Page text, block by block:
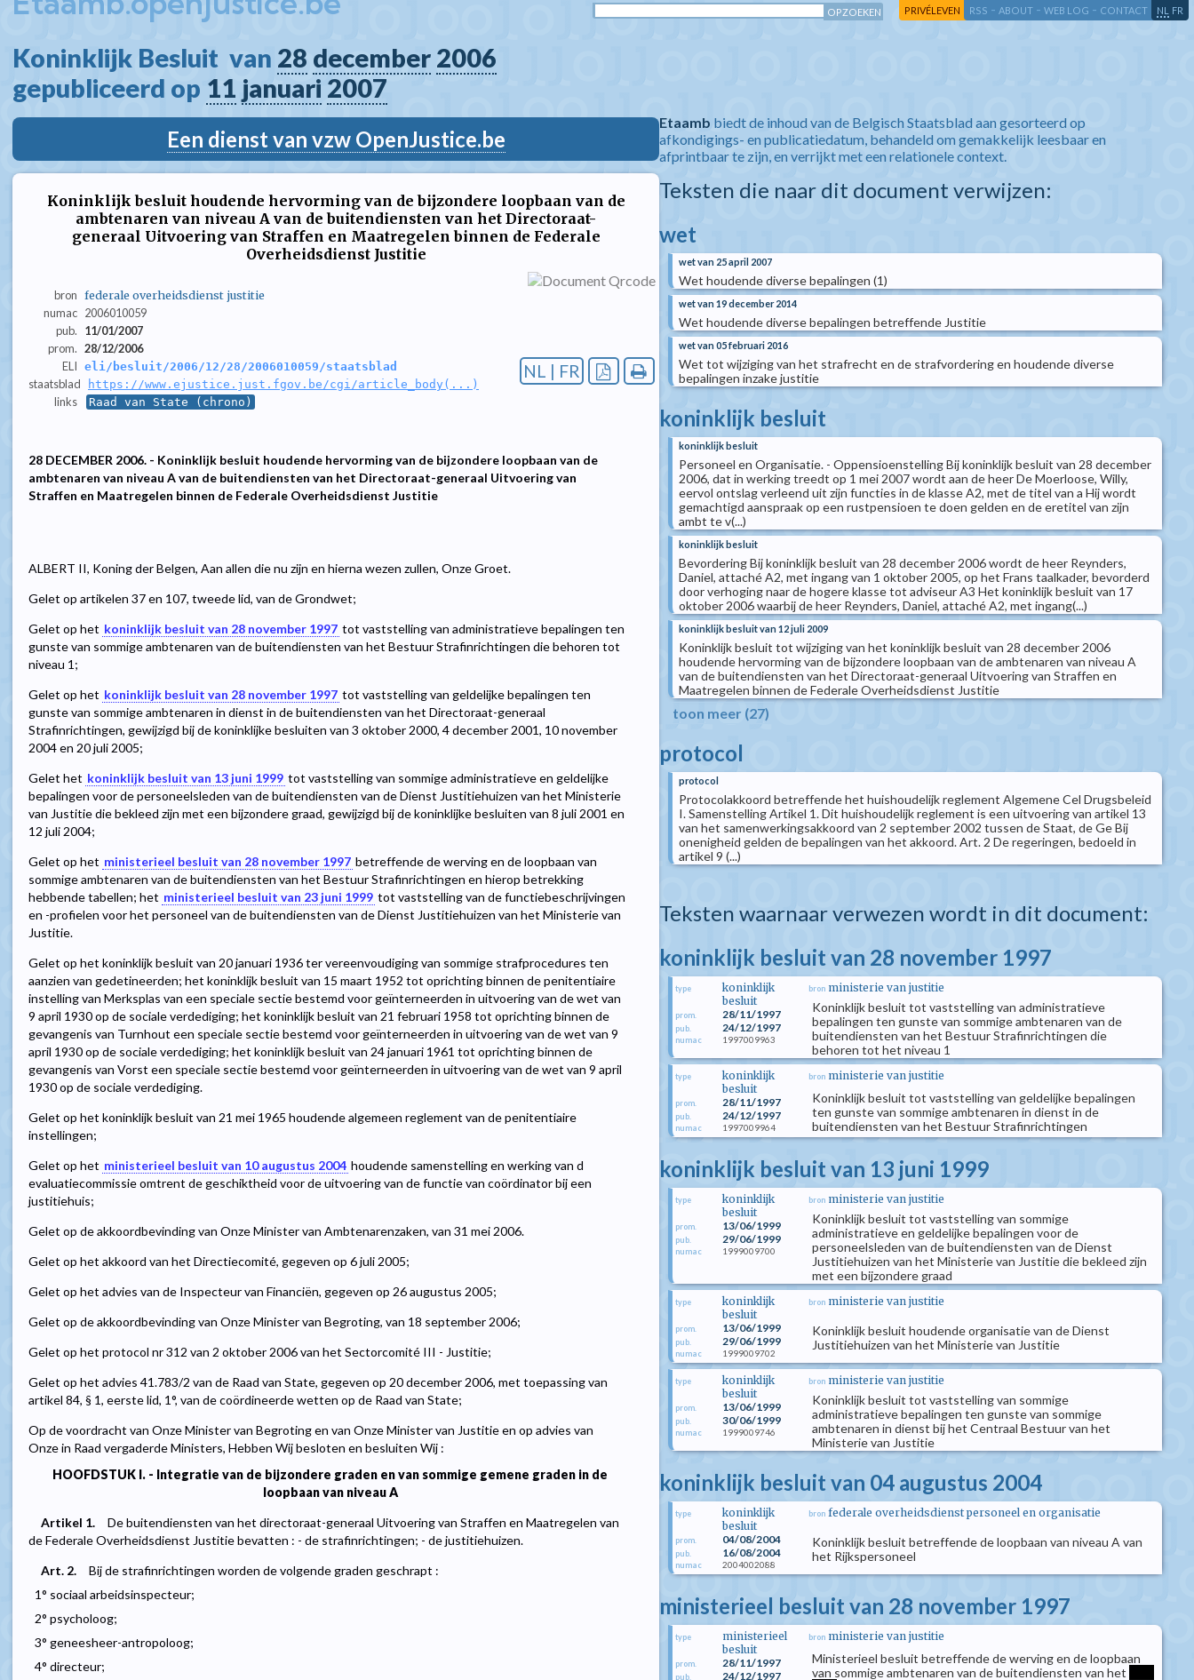
PRIVÉLEVEN RSS - ABOUT - WEB LOG - CONTACT NL FR
Koninklijk Besluit  van 28 december 2006
gepubliceerd op 11 januari 2007
Een dienst van vzw OpenJustice.be
Koninklijk besluit houdende hervorming van de bijzondere loopbaan van de
ambtenaren van niveau A van de buitendiensten van het Directoraat-
generaal Uitvoering van Straffen en Maatregelen binnen de Federale
Overheidsdienst Justitie
bron federale overheidsdienst justitie
numac 2006010059
pub.
11/01/2007
prom. 28/12/2006
ELI eli/besluit/2006/12/28/2006010059/staatsblad
staatsblad https://www.ejustice.just.fgov.be/cgi/article_body(...)
links Raad van State (chrono)
NL | FR
28 DECEMBER 2006. - Koninklijk besluit houdende hervorming van de bijzondere loopbaan van de
ambtenaren van niveau A van de buitendiensten van het Directoraat-generaal Uitvoering van
Straffen en Maatregelen binnen de Federale Overheidsdienst Justitie
ALBERT II, Koning der Belgen, Aan allen die nu zijn en hierna wezen zullen, Onze Groet.
Gelet op artikelen 37 en 107, tweede lid, van de Grondwet;
Gelet op het koninklijk besluit van 28 november 1997 tot vaststelling van administratieve bepalingen ten
gunste van sommige ambtenaren van de buitendiensten van het Bestuur Strafinrichtingen die behoren tot
niveau 1;
Gelet op het koninklijk besluit van 28 november 1997 tot vaststelling van geldelijke bepalingen ten
gunste van sommige ambtenaren in dienst in de buitendiensten van het Directoraat-generaal
Strafinrichtingen, gewijzigd bij de koninklijke besluiten van 3 oktober 2000, 4 december 2001, 10 november
2004 en 20 juli 2005;
Gelet het koninklijk besluit van 13 juni 1999 tot vaststelling van sommige administratieve en geldelijke
bepalingen voor de personeelsleden van de buitendiensten van de Dienst Justitiehuizen van het Ministerie
van Justitie die bekleed zijn met een bijzondere graad, gewijzigd bij de koninklijke besluiten van 8 juli 2001 en
12 juli 2004;
Gelet op het ministerieel besluit van 28 november 1997 betreffende de werving en de loopbaan van
sommige ambtenaren van de buitendiensten van het Bestuur Strafinrichtingen en hierop betrekking
hebbende tabellen; het ministerieel besluit van 23 juni 1999 tot vaststelling van de functiebeschrijvingen
en -profielen voor het personeel van de buitendiensten van de Dienst Justitiehuizen van het Ministerie van
Justitie.
Gelet op het koninklijk besluit van 20 januari 1936 ter vereenvoudiging van sommige strafprocedures ten
aanzien van gedetineerden; het koninklijk besluit van 15 maart 1952 tot oprichting binnen de penitentiaire
instelling van Merksplas van een speciale sectie bestemd voor geïnterneerden in uitvoering van de wet van
9 april 1930 op de sociale verdediging; het koninklijk besluit van 21 februari 1958 tot oprichting binnen de
gevangenis van Turnhout een speciale sectie bestemd voor geïnterneerden in uitvoering van de wet van 9
april 1930 op de sociale verdediging; het koninklijk besluit van 24 januari 1961 tot oprichting binnen de
gevangenis van Vorst een speciale sectie bestemd voor geïnterneerden in uitvoering van de wet van 9 april
1930 op de sociale verdediging.
Gelet op het koninklijk besluit van 21 mei 1965 houdende algemeen reglement van de penitentiaire
instellingen;
Gelet op het ministerieel besluit van 10 augustus 2004 houdende samenstelling en werking van d
evaluatiecommissie omtrent de geschiktheid voor de uitvoering van de functie van coördinator bij een
justitiehuis;
Gelet op de akkoordbevinding van Onze Minister van Ambtenarenzaken, van 31 mei 2006.
Gelet op het akkoord van het Directiecomité, gegeven op 6 juli 2005;
Gelet op het advies van de Inspecteur van Financiën, gegeven op 26 augustus 2005;
Gelet op de akkoordbevinding van Onze Minister van Begroting, van 18 september 2006;
Gelet op het protocol nr 312 van 2 oktober 2006 van het Sectorcomité III - Justitie;
Gelet op het advies 41.783/2 van de Raad van State, gegeven op 20 december 2006, met toepassing van
artikel 84, § 1, eerste lid, 1°, van de coördineerde wetten op de Raad van State;
Op de voordracht van Onze Minister van Begroting en van Onze Minister van Justitie en op advies van
Onze in Raad vergaderde Ministers, Hebben Wij besloten en besluiten Wij :
HOOFDSTUK I. - Integratie van de bijzondere graden en van sommige gemene graden in de
loopbaan van niveau A
Artikel 1.
De buitendiensten van het directoraat-generaal Uitvoering van Straffen en Maatregelen van
de Federale Overheidsdienst Justitie bevatten : - de strafinrichtingen; - de justitiehuizen.
Art. 2.
Bij de strafinrichtingen worden de volgende graden geschrapt :
1° sociaal arbeidsinspecteur;
2° psycholoog;
3° geneesheer-antropoloog;
4° directeur;
Etaamb biedt de inhoud van de Belgisch Staatsblad aan gesorteerd op
afkondigings- en publicatiedatum, behandeld om gemakkelijk leesbaar en
afprintbaar te zijn, en verrijkt met een relationele context.
Teksten die naar dit document verwijzen:
wet
wet van 25 april 2007
Wet houdende diverse bepalingen (1)
wet van 19 december 2014
Wet houdende diverse bepalingen betreffende Justitie
wet van 05 februari 2016
Wet tot wijziging van het strafrecht en de strafvordering en houdende diverse
bepalingen inzake justitie
koninklijk besluit
koninklijk besluit
Personeel en Organisatie. - Oppensioenstelling Bij koninklijk besluit van 28 december
2006, dat in werking treedt op 1 mei 2007 wordt aan de heer De Moerloose, Willy,
eervol ontslag verleend uit zijn functies in de klasse A2, met de titel van a Hij wordt
gemachtigd aanspraak op een rustpensioen te doen gelden en de eretitel van zijn
ambt te v(...)
koninklijk besluit
Bevordering Bij koninklijk besluit van 28 december 2006 wordt de heer Reynders,
Daniel, attaché A2, met ingang van 1 oktober 2005, op het Frans taalkader, bevorderd
door verhoging naar de hogere klasse tot adviseur A3 Het koninklijk besluit van 17
oktober 2006 waarbij de heer Reynders, Daniel, attaché A2, met ingang(...)
koninklijk besluit van 12 juli 2009
Koninklijk besluit tot wijziging van het koninklijk besluit van 28 december 2006
houdende hervorming van de bijzondere loopbaan van de ambtenaren van niveau A
van de buitendiensten van het Directoraat-generaal Uitvoering van Straffen en
Maatregelen binnen de Federale Overheidsdienst Justitie
toon meer (27)
protocol
protocol
Protocolakkoord betreffende het huishoudelijk reglement Algemene Cel Drugsbeleid
I. Samenstelling Artikel 1. Dit huishoudelijk reglement is een uitvoering van artikel 13
van het samenwerkingsakkoord van 2 september 2002 tussen de Staat, de Ge Bij
onenigheid gelden de bepalingen van het akkoord. Art. 2 De regeringen, bedoeld in
artikel 9 (...)
Teksten waarnaar verwezen wordt in dit document:
koninklijk besluit van 28 november 1997
type
koninklijk
besluit
prom. 28/11/1997
pub. 24/12/1997
numac 1997009963
bron ministerie van justitie
Koninklijk besluit tot vaststelling van administratieve
bepalingen ten gunste van sommige ambtenaren van de
buitendiensten van het Bestuur Strafinrichtingen die
behoren tot het niveau 1
type
koninklijk
besluit
prom. 28/11/1997
pub. 24/12/1997
numac 1997009964
bron ministerie van justitie
Koninklijk besluit tot vaststelling van geldelijke bepalingen
ten gunste van sommige ambtenaren in dienst in de
buitendiensten van het Bestuur Strafinrichtingen
koninklijk besluit van 13 juni 1999
type
koninklijk
besluit
prom. 13/06/1999
pub. 29/06/1999
numac 1999009700
bron ministerie van justitie
Koninklijk besluit tot vaststelling van sommige
administratieve en geldelijke bepalingen voor de
personeelsleden van de buitendiensten van de Dienst
Justitiehuizen van het Ministerie van Justitie die bekleed zijn
met een bijzondere graad
type
koninklijk
besluit
prom. 13/06/1999
pub. 29/06/1999
numac 1999009702
bron ministerie van justitie
Koninklijk besluit houdende organisatie van de Dienst
Justitiehuizen van het Ministerie van Justitie
type
koninklijk
besluit
prom. 13/06/1999
pub. 30/06/1999
numac 1999009746
bron ministerie van justitie
Koninklijk besluit tot vaststelling van sommige
administratieve bepalingen ten gunste van sommige
ambtenaren in dienst bij het Centraal Bestuur van het
Ministerie van Justitie
koninklijk besluit van 04 augustus 2004
type
koninklijk
besluit
prom. 04/08/2004
pub. 16/08/2004
numac 2004002088
bron federale overheidsdienst personeel en organisatie
Koninklijk besluit betreffende de loopbaan van niveau A van
het Rijkspersoneel
ministerieel besluit van 28 november 1997
type
ministerieel
besluit
prom. 28/11/1997
pub. 24/12/1997
bron ministerie van justitie
Ministerieel besluit betreffende de werving en de loopbaan
van sommige ambtenaren van de buitendiensten van het